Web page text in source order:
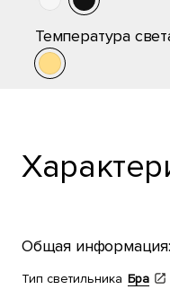
Температура
Общая информация:
Тип светильника Бра